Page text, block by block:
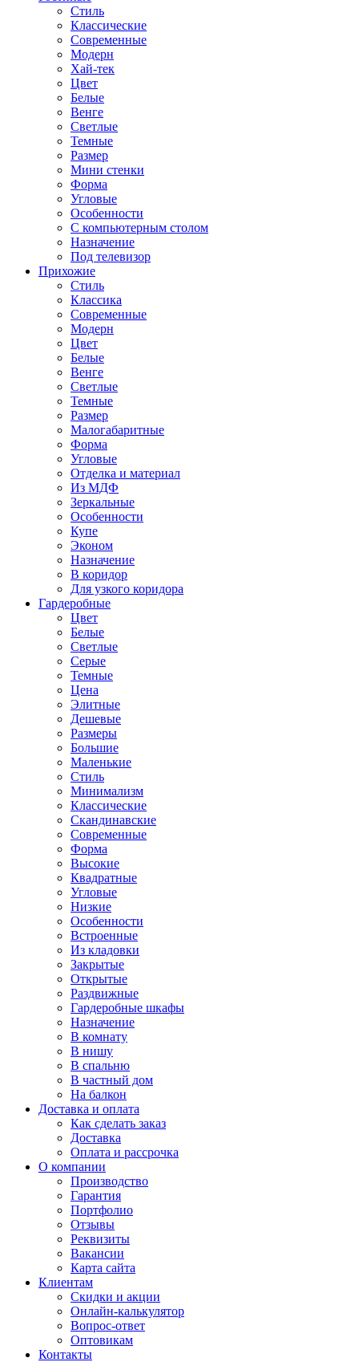
Стиль
Классические
Современные
Модерн
Хай-тек
Цвет
Белые
Венге
Светлые
Темные
Размер
Мини стенки
Форма
Угловые
Особенности
С компьютерным столом
Назначение
Под телевизор
Прихожие
Стиль
Классика
Современные
Модерн
Цвет
Белые
Венге
Светлые
Темные
Размер
Малогабаритные
Форма
Угловые
Отделка и материал
Из МДФ
Зеркальные
Особенности
Купе
Эконом
Назначение
В коридор
Для узкого коридора
Гардеробные
Цвет
Белые
Светлые
Серые
Темные
Цена
Элитные
Дешевые
Размеры
Большие
Маленькие
Стиль
Минимализм
Классические
Скандинавские
Современные
Форма
Высокие
Квадратные
Угловые
Низкие
Особенности
Встроенные
Из кладовки
Закрытые
Открытые
Раздвижные
Гардеробные шкафы
Назначение
В комнату
В нишу
В спальню
В частный дом
На балкон
Доставка и оплата
Как сделать заказ
Доставка
Оплата и рассрочка
О компании
Производство
Гарантия
Портфолио
Отзывы
Реквизиты
Вакансии
Карта сайта
Клиентам
Скидки и акции
Онлайн-калькулятор
Вопрос-ответ
Оптовикам
Контакты